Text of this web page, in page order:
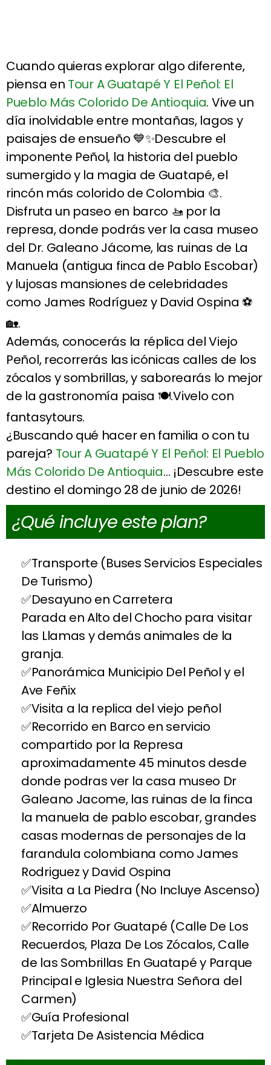
Cuando quieras explorar algo diferente,
piensa en Tour A Guatapé Y El Peñol: El
Pueblo Más Colorido De Antioquia. Vive un
día inolvidable entre montañas, lagos y
paisajes de ensueño 💙✨Descubre el
imponente Peñol, la historia del pueblo
sumergido y la magia de Guatapé, el
rincón más colorido de Colombia 🎨.
Disfruta un paseo en barco 🚤 por la
represa, donde podrás ver la casa museo
del Dr. Galeano Jácome, las ruinas de La
Manuela (antigua finca de Pablo Escobar)
y lujosas mansiones de celebridades
como James Rodríguez y David Ospina ⚽
🏡.
Además, conocerás la réplica del Viejo
Peñol, recorrerás las icónicas calles de los
zócalos y sombrillas, y saborearás lo mejor
de la gastronomía paisa 🍽️.Vivelo con
fantasytours.
¿Buscando qué hacer en familia o con tu
pareja? Tour A Guatapé Y El Peñol: El Pueblo
Más Colorido De Antioquia… ¡Descubre este
destino el domingo 28 de junio de 2026!
¿Qué incluye este plan?
Transporte (Buses Servicios Especiales
De Turismo)
Desayuno en Carretera
Parada en Alto del Chocho para visitar
las Llamas y demás animales de la
granja.
Panorámica Municipio Del Peñol y el
Ave Feñix
Visita a la replica del viejo peñol
Recorrido en Barco en servicio
compartido por la Represa
aproximadamente 45 minutos desde
donde podras ver la casa museo Dr
Galeano Jacome, las ruinas de la finca
la manuela de pablo escobar, grandes
casas modernas de personajes de la
farandula colombiana como James
Rodriguez y David Ospina
Visita a La Piedra (No Incluye Ascenso)
Almuerzo
Recorrido Por Guatapé (Calle De Los
Recuerdos, Plaza De Los Zócalos, Calle
de las Sombrillas En Guatapé y Parque
Principal e Iglesia Nuestra Señora del
Carmen)
Guía Profesional
Tarjeta De Asistencia Médica